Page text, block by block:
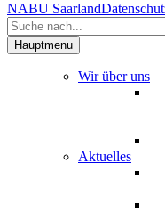
NABU Saarland
Hauptmenu
Wir über uns
Aktuelles